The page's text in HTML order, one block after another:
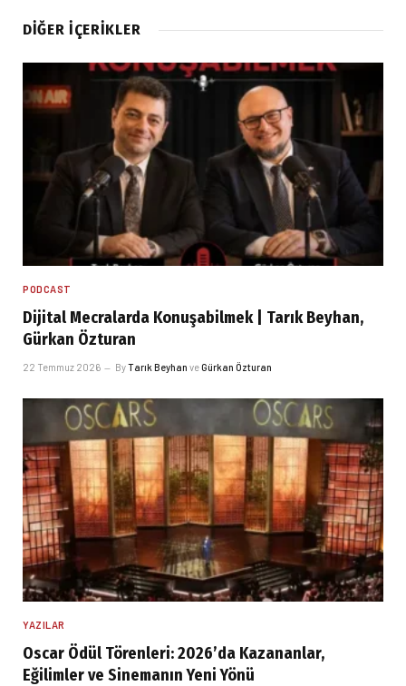
DIĞER İÇERIKLER
PODCAST
Dijital Mecralarda Konuşabilmek | Tarık Beyhan,
Gürkan Özturan
22 Temmuz 2026 ByTarık Beyhan veGürkan Özturan
YAZILAR
Oscar Ödül Törenleri: 2026’da Kazananlar,
Eğilimler ve Sinemanın Yeni Yönü